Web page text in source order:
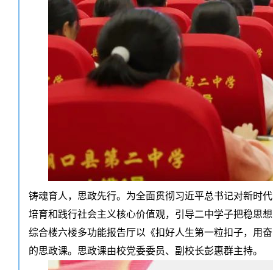
铸魂育人，思政先行。为全面贯彻习近平总书记对新时
培育和践行社会主义核心价值观，引导二中学子把稳思
综合楼六楼多功能报告厅以《扣好人生第一粒扣子，用
的思政课。思政课由校党委委员、副校长彭惠群主持。